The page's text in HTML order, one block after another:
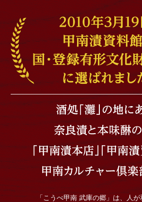
「こうべ甲南 武庫の郷」は、人が